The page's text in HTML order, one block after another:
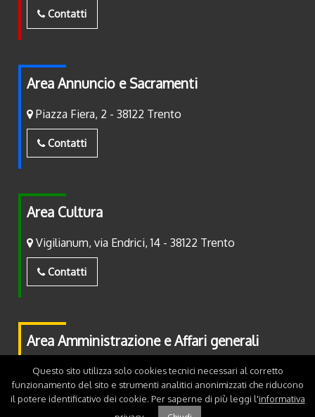
Contatti
Area Annuncio e Sacramenti
Piazza Fiera, 2 - 38122 Trento
Contatti
Area Cultura
Vigilianum, via Endrici, 14 - 38122 Trento
Contatti
Area Amministrazione e Affari generali
Piazza Fiera, 2 - 38122 Trento
Contatti
Questo sito utilizza solo cookies tecnici necessari al corretto
funzionamento del sito e strumenti analitici anonimizzati che riducono
il potere identificativo dei cookie. Per saperne di più leggi l'informativa